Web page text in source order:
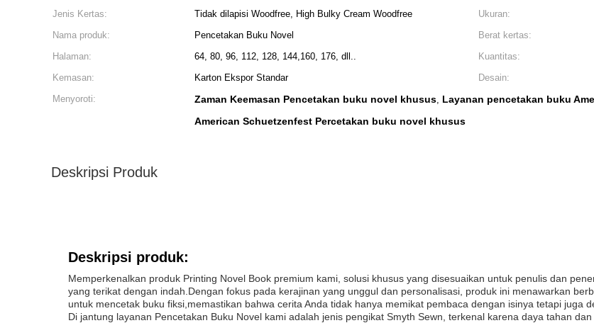
Jenis Kertas: Tidak dilapisi Woodfree, High Bulky Cream Woodfree Ukuran:
Nama produk:
Pencetakan Buku Novel Berat kertas:
Halaman:
64, 80, 96, 112, 128, 144,160, 176, dll.. Kuantitas:
Kemasan:
Karton Ekspor Standar Desain:
Menyoroti:
Zaman Keemasan Pencetakan buku novel khusus, Layanan pencetakan buku
American Schuetzenfest Percetakan buku novel khusus
Deskripsi Produk
Deskripsi produk:
Memperkenalkan produk Printing Novel Book premium kami, solusi khusus yang disesuaikan untuk penulis dan
yang terikat dengan indah.Dengan fokus pada kerajinan yang unggul dan personalisasi, produk ini menawarkan
untuk mencetak buku fiksi,memastikan bahwa cerita Anda tidak hanya memikat pembaca dengan isinya tetapi juga
Di jantung layanan Pencetakan Buku Novel kami adalah jenis pengikat Smyth Sewn, terkenal karena daya tahan